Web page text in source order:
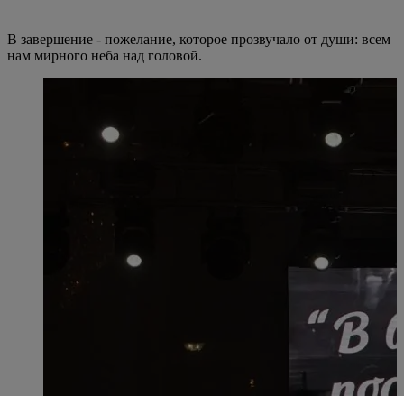
В завершение - пожелание, которое прозвучало от души: всем
нам мирного неба над головой.